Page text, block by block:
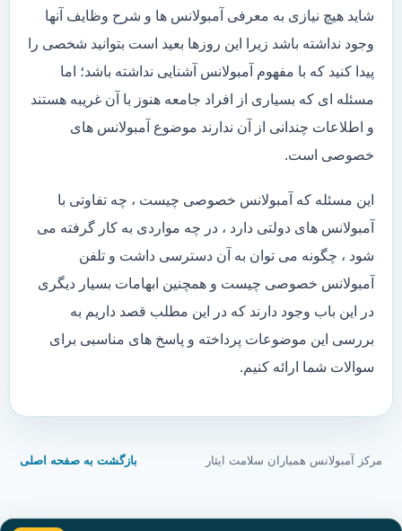
شاید هیچ نیازی به معرفی آمبولانس ها و شرح وظایف آنها
وجود نداشته باشد زیرا این روزها بعید است بتوانید شخصی را
پیدا کنید که با مفهوم آمبولانس آشنایی نداشته باشد؛ اما
مسئله ای که بسیاری از افراد جامعه هنوز با آن غریبه هستند
و اطلاعات چندانی از آن ندارند موضوع آمبولانس های
خصوصی است.
این مسئله که آمبولانس خصوصی چیست ، چه تفاوتی با
آمبولانس های دولتی دارد ، در چه مواردی به کار گرفته می
شود ، چگونه می توان به آن دسترسی داشت و تلفن
آمبولانس خصوصی چیست و همچنین ابهامات بسیار دیگری
در این باب وجود دارند که در این مطلب قصد داریم به
بررسی این موضوعات پرداخته و پاسخ های مناسبی برای
سوالات شما ارائه کنیم.
مرکز آمبولانس همیاران سلامت ایثار بازگشت به صفحه اصلی